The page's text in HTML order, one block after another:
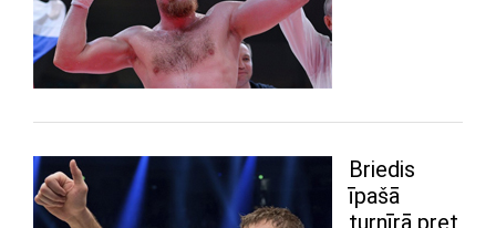
Briedis
īpašā
turnīrā pret